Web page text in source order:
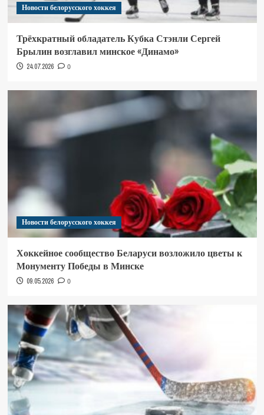
Новости белорусского хоккея
Трёхкратный обладатель Кубка Стэнли Сергей
Брылин возглавил минское «Динамо»
24.07.2026 0
Новости белорусского хоккея
Хоккейное сообщество Беларуси возложило цветы к
Монументу Победы в Минске
09.05.2026 0